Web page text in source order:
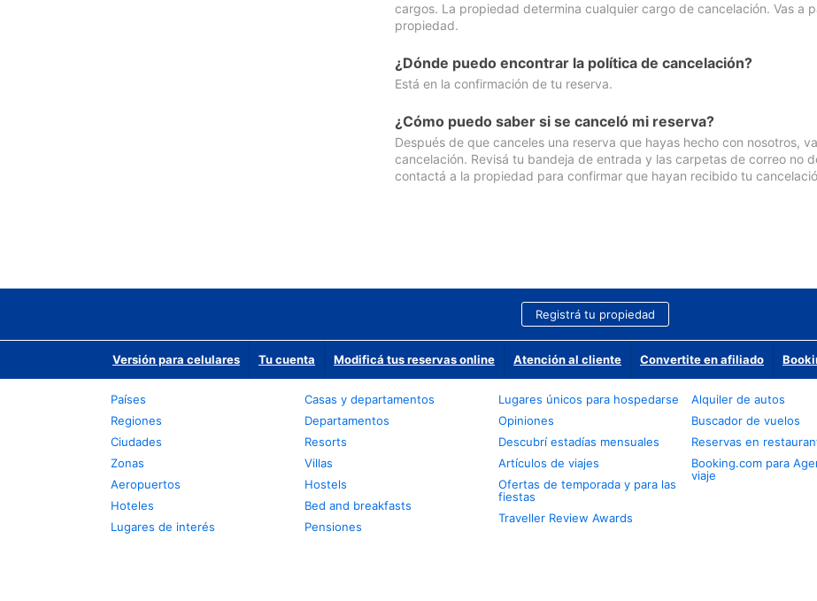
cargos. La propiedad determina cualquier cargo de cancelación. Vas a
propiedad.
¿Dónde puedo encontrar la política de cancelación?
Está en la confirmación de tu reserva.
¿Cómo puedo saber si se canceló mi reserva?
Después de que canceles una reserva que hayas hecho con nosotros,
cancelación. Revisá tu bandeja de entrada y las carpetas de correo no
contactá a la propiedad para confirmar que hayan recibido tu
Registrá tu propiedad
Versión para celulares Tu cuenta Modificá tus reservas online Atención al cliente Convertite en afiliado
Países
Regiones
Ciudades
Zonas
Aeropuertos
Hoteles
Lugares de interés
Casas y departamentos
Departamentos
Resorts
Villas
Hostels
Bed and breakfasts
Pensiones
Lugares únicos para hospedarse
Opiniones
Descubrí estadías mensuales
Artículos de viajes
Ofertas de temporada y para las
fiestas
Traveller Review Awards
Alquiler de autos
Buscador de vuelos
Reservas en
Booking.com para
viaje